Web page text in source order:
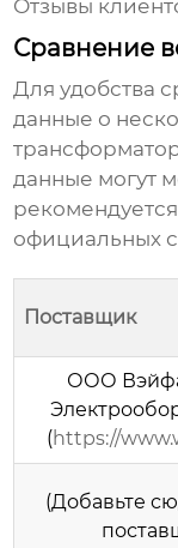
Отзывы
Сравнение
Для удобства
данные о
данные могут
официальных
Поставщик
ООО
(https://
(Добавьте